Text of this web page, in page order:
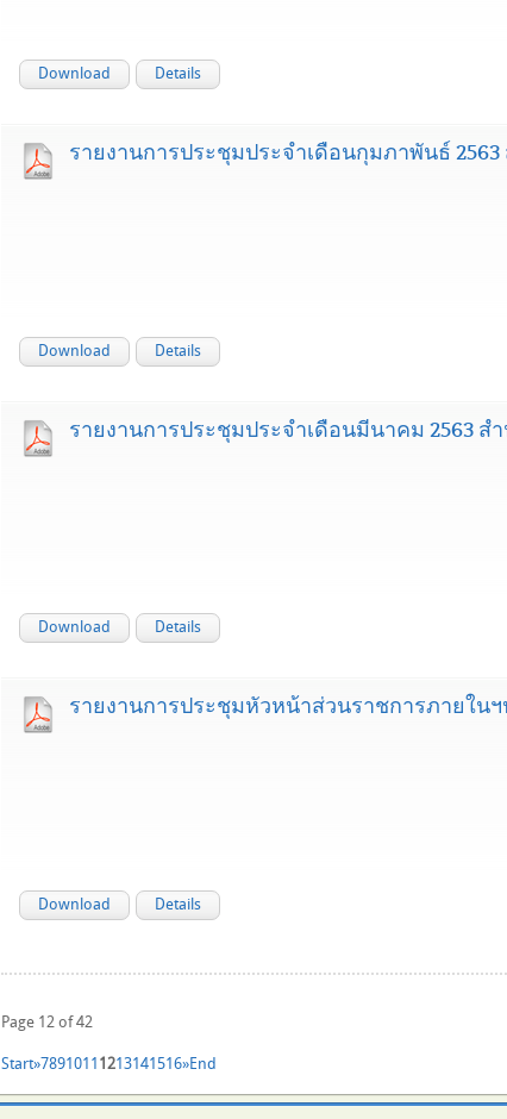
Download Details
รายงานการประชุมประจำเดือนกุมภาพันธ์
Download Details
รายงานการประชุมประจำเดือนมีนาคม 2563 ส
Download Details
รายงานการประชุมหัวหน้าส่วนราชการภายใน
Download Details
Page 12 of 42
Start»7891011 1213141516»End